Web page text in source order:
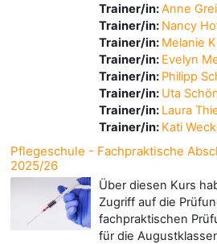
Trainer/in:Anne
Trainer/in: Nancy
Trainer/in: Melanie
Trainer/in: Evelyn
Trainer/in: Philipp
Trainer/in: Uta
Trainer/in: Laura
Trainer/in: Kati
Pflegeschule - Fachpraktische
2025/26
Über diesen Kurs
Zugriff auf die
fachpraktischen
für die